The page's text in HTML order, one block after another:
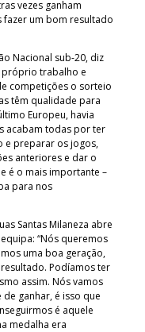
vezes ganham
um bom resultado
Nacional sub-20, diz
próprio trabalho e
competições o sorteio
têm qualidade para
Europeu, havia
acabam todas por ter
e preparar os jogos,
anteriores e dar o
é o mais importante –
para nos
Santas Milaneza abre
“Nós queremos
uma boa geração,
Podíamos ter
assim. Nós vamos
ganhar, é isso que
é aquele
medalha era